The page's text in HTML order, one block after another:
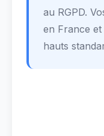
au RGPD.
en France
hauts